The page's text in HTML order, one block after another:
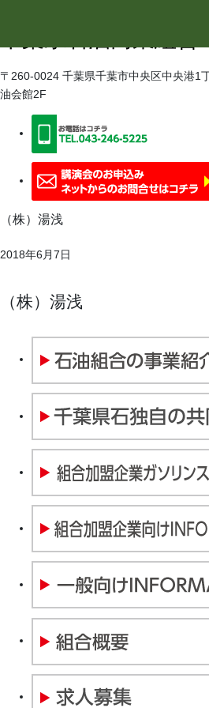
〒260-0024 千葉県千葉市中央区中央港1
油会館2F
（株）湯浅
2018年6月7日
（株）湯浅